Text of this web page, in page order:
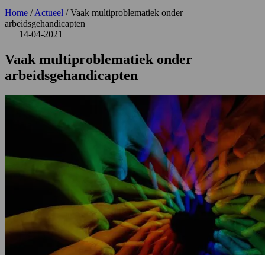
Home /Actueel /Vaak multiproblematiek onder
arbeidsgehandicapten
14-04-2021
Vaak multiproblematiek onder
arbeidsgehandicapten